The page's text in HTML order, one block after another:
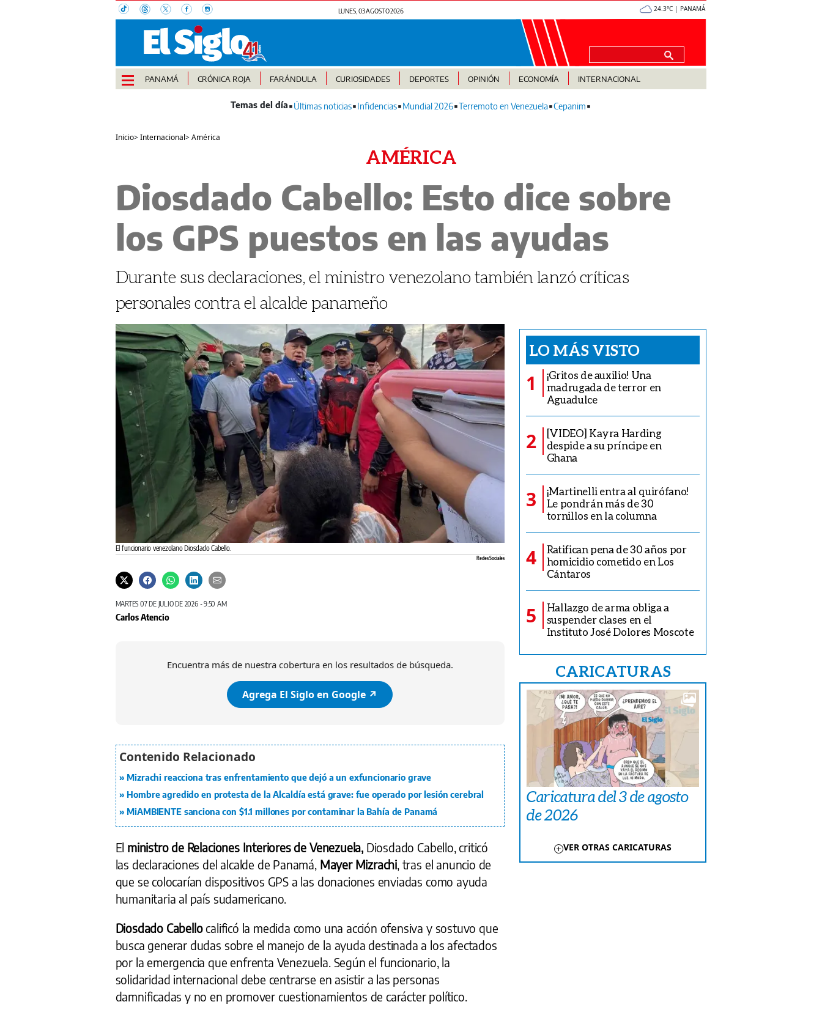
LUNES, 03 AGOSTO 2026 24.3°C | PANAMÁ
PANAMÁ CRÓNICA ROJA FARÁNDULA CURIOSIDADES DEPORTES OPINIÓN ECONOMÍA INTERNACIONAL
Últimas noticias Infidencias Mundial 2026 Terremoto en Venezuela Cepanim
Inicio>Internacional>América
AMÉRICA
Diosdado Cabello: Esto dice sobre
los GPS puestos en las ayudas
Durante sus declaraciones, el ministro venezolano también lanzó críticas
personales contra el alcalde panameño
El funcionario venezolano Diosdado Cabello.
Redes Sociales
MARTES 07 DE JULIO DE 2026 - 9:50 AM
Carlos Atencio
Encuentra más de nuestra cobertura en los resultados de búsqueda.
Agrega El Siglo en Google ↗️
Mizrachi reacciona tras enfrentamiento que dejó a un exfuncionario grave
Hombre agredido en protesta de la Alcaldía está grave: fue operado por lesión cerebral
MiAMBIENTE sanciona con $1.1 millones por contaminar la Bahía de Panamá
El ministro de Relaciones Interiores de Venezuela, Diosdado Cabello, criticó
las declaraciones del alcalde de Panamá, Mayer Mizrachi , tras el anuncio de
que se colocarían dispositivos GPS a las donaciones enviadas como ayuda
humanitaria al país sudamericano.
Diosdado Cabellocalificó la medida como una acción ofensiva y sostuvo que
busca generar dudas sobre el manejo de la ayuda destinada a los afectados
por la emergencia que enfrenta Venezuela. Según el funcionario, la
solidaridad internacional debe centrarse en asistir a las personas
damnificadas y no en promover cuestionamientos de carácter político.
LO MÁS VISTO
1
¡Gritos de auxilio! Una
madrugada de terror en
Aguadulce
2
[VIDEO] Kayra Harding
despide a su príncipe en
Ghana
3
¡Martinelli entra al quirófano!
Le pondrán más de 30
tornillos en la columna
4
Ratifican pena de 30 años por
homicidio cometido en Los
Cántaros
5
Hallazgo de arma obliga a
suspender clases en el
Instituto José Dolores Moscote
CARICATURAS
Caricatura del 3 de agosto
de 2026
VER OTRAS CARICATURAS